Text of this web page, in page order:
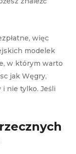
więc
modelek
w którym warto
jak Węgry,
i nie tylko. Jeśli